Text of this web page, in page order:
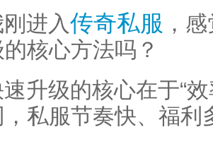
进入传奇私服 ，
核心方法吗？
升级的核心在于“
私服节奏快、福